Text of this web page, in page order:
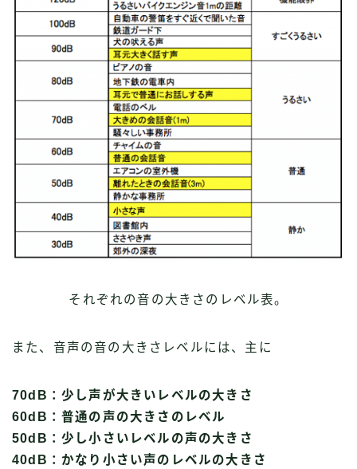
それぞれの音の大きさのレベル表。
また、音声の音の大きさレベルには、主に
70dB：少し声が大きいレベルの大きさ
60dB：普通の声の大きさのレベル
50dB：少し小さいレベルの声の大きさ
40dB：かなり小さい声のレベルの大きさ